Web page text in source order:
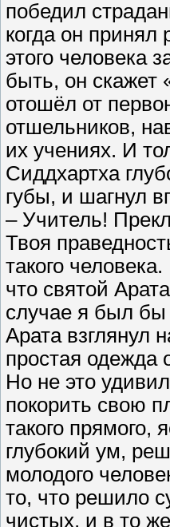
победил
когда он
этого человека
быть, он скажет
отошёл от
отшельников,
их учениях. И
Сиддхартха
губы, и шагнул
– Учитель!
Твоя
такого
что святой
случае я был бы
Арата взглянул
простая одежда
Но не это
покорить свою
такого прямого,
глубокий ум,
молодого
то, что решило
чистых, и в то